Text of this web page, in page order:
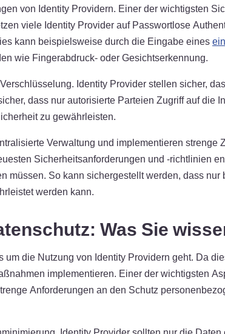
von Identity Providern. Einer der wichtigsten
viele Identity Provider auf Passwortlose
kann beispielsweise durch die Eingabe eines
wie Fingerabdruck- oder Gesichtserkennung.
Identity Provider stellen sicher,
dass nur autorisierte Parteien Zugriff auf
zu gewährleisten.
Verwaltung und implementieren
Sicherheitsanforderungen und -richtlinien
müssen. So kann sichergestellt werden, dass
werden kann.
Was Sie
die Nutzung von Identity Providern geht. Da
implementieren. Einer der wichtigsten
Anforderungen an den Schutz